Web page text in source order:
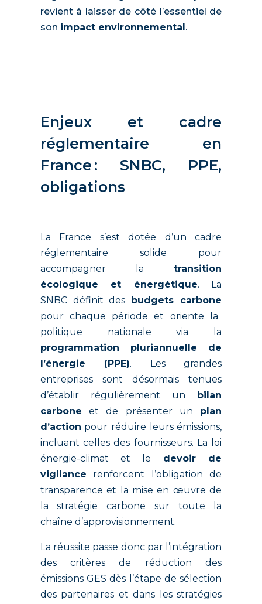
revient à laisser de côté l’essentiel de
son impact environnemental.
Enjeux et cadre
réglementaire en
France : SNBC, PPE,
obligations
La France s’est dotée d’un cadre
réglementaire solide pour
accompagner latransition
écologique et énergétique. La
SNBC définit des budgets carbone
pour chaque période et oriente la
politique nationale via la
programmation pluriannuelle de
l’énergie (PPE). Les grandes
entreprises sont désormais tenues
d’établir régulièrement un bilan
carbone et de présenter un plan
d’action pour réduire leurs émissions,
incluant celles des fournisseurs. La loi
énergie-climat et le devoir de
vigilance renforcent l’obligation de
transparence et la mise en œuvre de
la stratégie carbone sur toute la
chaîne d’approvisionnement.
La réussite passe donc par l’intégration
des critères de réduction des
émissions GES dès l’étape de sélection
des partenaires et dans les stratégies